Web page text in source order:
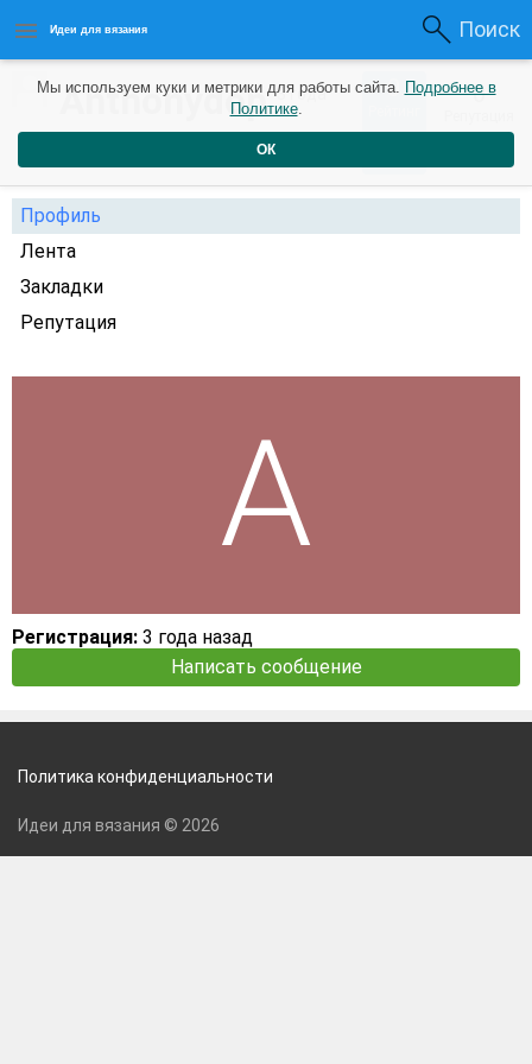
Идеи для вязания Поиск
Anthonydop3 года 0 0
Профиль
Лента
Закладки
Репутация
Регистрация: 3 года назад
Написать сообщение
Мы используем куки и метрики для работы сайта. Подробнее в
Политике.
ОК
Политика конфиденциальности
Идеи для вязания © 2026